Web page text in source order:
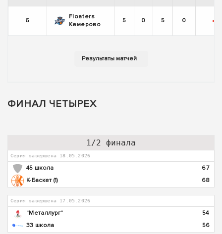
6
Floaters
Кемерово
5 0 5 0 -
ФИНАЛ ЧЕТЫРЕХ
1/2 финала
Серия завершена 18.05.2026
45 школа
67
К-Баскет (1)
68
Серия завершена 17.05.2026
"Металлург"
54
33 школа
56